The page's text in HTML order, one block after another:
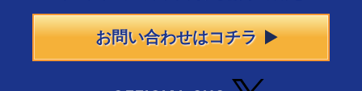
お問い合わせはコチラ